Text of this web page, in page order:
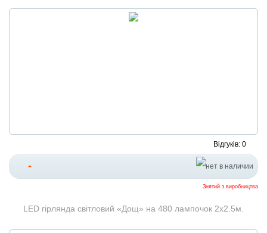
Відгуків: 0
-
Знятий з виробництва
LED гірлянда світловий «Дощ» на 480 лампочок 2х2.5м.